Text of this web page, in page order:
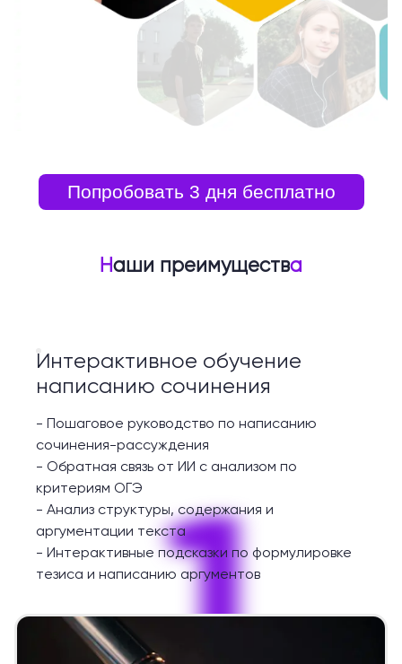
Попробовать 3 дня бесплатно
Наши преимущества
1
Интерактивное обучение
написанию сочинения
- Пошаговое руководство по написанию
сочинения-рассуждения
- Обратная связь от ИИ с анализом по
критериям ОГЭ
- Анализ структуры, содержания и
аргументации текста
- Интерактивные подсказки по формулировке
тезиса и написанию аргументов